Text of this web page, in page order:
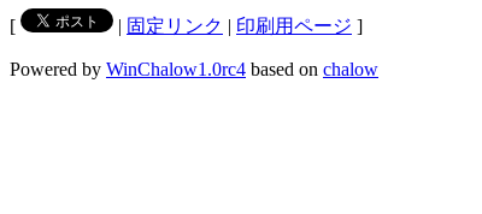
[ | 固定リンク | 印刷用ページ ]
Powered by WinChalow1.0rc4 based on chalow